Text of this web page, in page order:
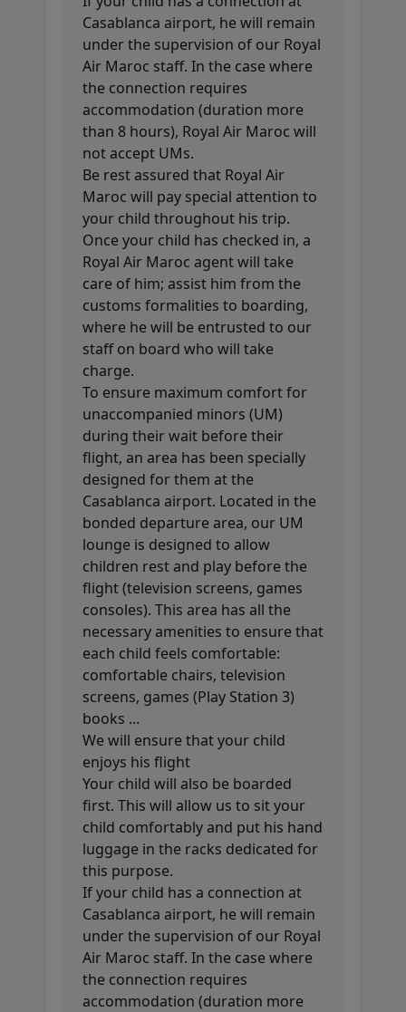
Casablanca airport, he will remain
under the supervision of our Royal
Air Maroc staff. In the case where
the connection requires
accommodation (duration more
than 8 hours), Royal Air Maroc will
not accept UMs.
Be rest assured that Royal Air
Maroc will pay special attention to
your child throughout his trip.
Once your child has checked in, a
Royal Air Maroc agent will take
care of him; assist him from the
customs formalities to boarding,
where he will be entrusted to our
staff on board who will take
charge.
To ensure maximum comfort for
unaccompanied minors (UM)
during their wait before their
flight, an area has been specially
designed for them at the
Casablanca airport. Located in the
bonded departure area, our UM
lounge is designed to allow
children rest and play before the
flight (television screens, games
consoles). This area has all the
necessary amenities to ensure that
each child feels comfortable:
comfortable chairs, television
screens, games (Play Station 3)
books ...
We will ensure that your child
enjoys his flight
Your child will also be boarded
first. This will allow us to sit your
child comfortably and put his hand
luggage in the racks dedicated for
this purpose.
If your child has a connection at
Casablanca airport, he will remain
under the supervision of our Royal
Air Maroc staff. In the case where
the connection requires
accommodation (duration more